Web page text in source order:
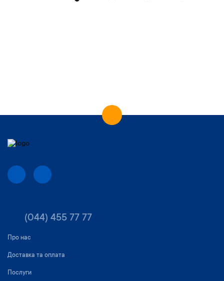
(044) 455 77 77
Про нас
Доставка та оплата
Послуги